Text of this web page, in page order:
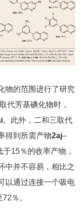
物的范围进行了研究
代芳基碘化物时，
。此外，二和三取代
得到所需产物2aj–
15％的收率产物，
中并不容易，相比之
以通过连接一个吸电
％。